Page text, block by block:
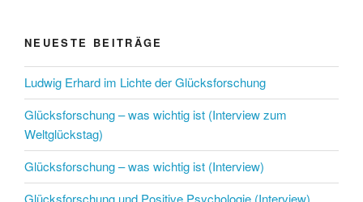
NEUESTE BEITRÄGE
Ludwig Erhard im Lichte der Glücksforschung
Glücksforschung – was wichtig ist (Interview zum
Weltglückstag)
Glücksforschung – was wichtig ist (Interview)
Glücksforschung und Positive Psychologie (Interview)